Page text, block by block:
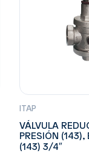
ITAP
VÁLVULA
PRESIÓN (143),
(143) 3/4″